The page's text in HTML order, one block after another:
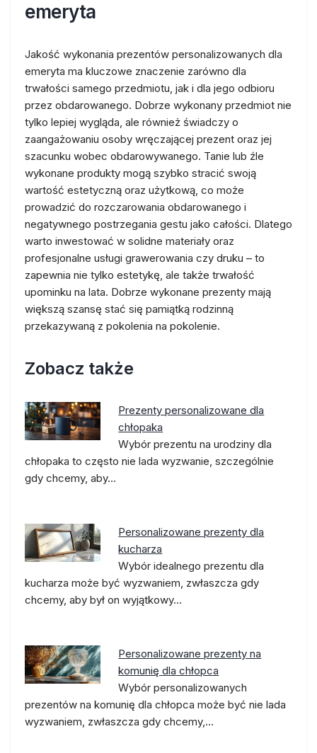
emeryta
Jakość wykonania prezentów personalizowanych dla
emeryta ma kluczowe znaczenie zarówno dla
trwałości samego przedmiotu, jak i dla jego odbioru
przez obdarowanego. Dobrze wykonany przedmiot nie
tylko lepiej wygląda, ale również świadczy o
zaangażowaniu osoby wręczającej prezent oraz jej
szacunku wobec obdarowywanego. Tanie lub źle
wykonane produkty mogą szybko stracić swoją
wartość estetyczną oraz użytkową, co może
prowadzić do rozczarowania obdarowanego i
negatywnego postrzegania gestu jako całości. Dlatego
warto inwestować w solidne materiały oraz
profesjonalne usługi grawerowania czy druku – to
zapewnia nie tylko estetykę, ale także trwałość
upominku na lata. Dobrze wykonane prezenty mają
większą szansę stać się pamiątką rodzinną
przekazywaną z pokolenia na pokolenie.
Zobacz także
Prezenty personalizowane dla
chłopaka
Wybór prezentu na urodziny dla
chłopaka to często nie lada wyzwanie, szczególnie
gdy chcemy, aby…
Personalizowane prezenty dla
kucharza
Wybór idealnego prezentu dla
kucharza może być wyzwaniem, zwłaszcza gdy
chcemy, aby był on wyjątkowy…
Personalizowane prezenty na
komunię dla chłopca
Wybór personalizowanych
prezentów na komunię dla chłopca może być nie lada
wyzwaniem, zwłaszcza gdy chcemy,…